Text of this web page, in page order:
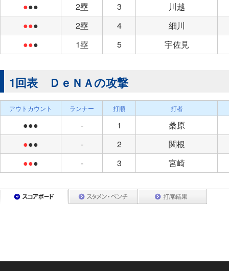
●●● 2塁 3
川越
●●● 2塁 4
細川
●●● 1塁 5 宇佐見
1回表 ＤｅＮＡの攻撃
アウトカウント ランナー 打順 打者
●●● - 1
桑原
●●● - 2
関根
●●● - 3 宮崎